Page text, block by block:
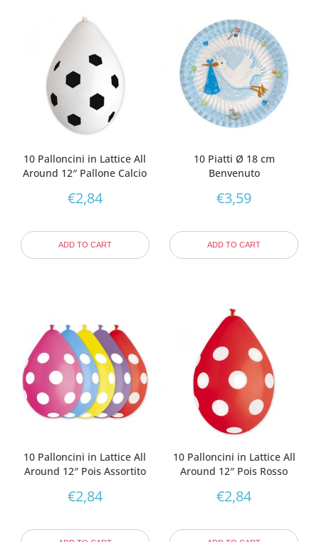
10 Palloncini in Lattice All
Around 12″ Pallone Calcio
€2,84
ADD TO CART
10 Piatti Ø 18 cm
Benvenuto
€3,59
ADD TO CART
10 Palloncini in Lattice All
Around 12″ Pois Assortito
€2,84
10 Palloncini in Lattice All
Around 12″ Pois Rosso
€2,84